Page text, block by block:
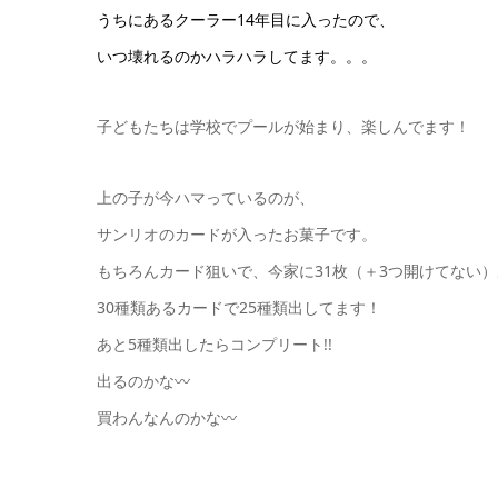
うちにあるクーラー14年目に入ったので、
いつ壊れるのかハラハラしてます。。。
子どもたちは学校でプールが始まり、楽しんでます！
上の子が今ハマっているのが、
サンリオのカードが入ったお菓子です。
もちろんカード狙いで、今家に31枚（＋3つ開けてない
30種類あるカードで25種類出してます！
あと5種類出したらコンプリート!!
出るのかな〰️
買わんなんのかな〰️